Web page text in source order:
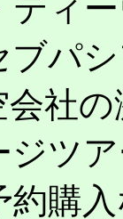
ティ
ブパ
社
ジツ
約購